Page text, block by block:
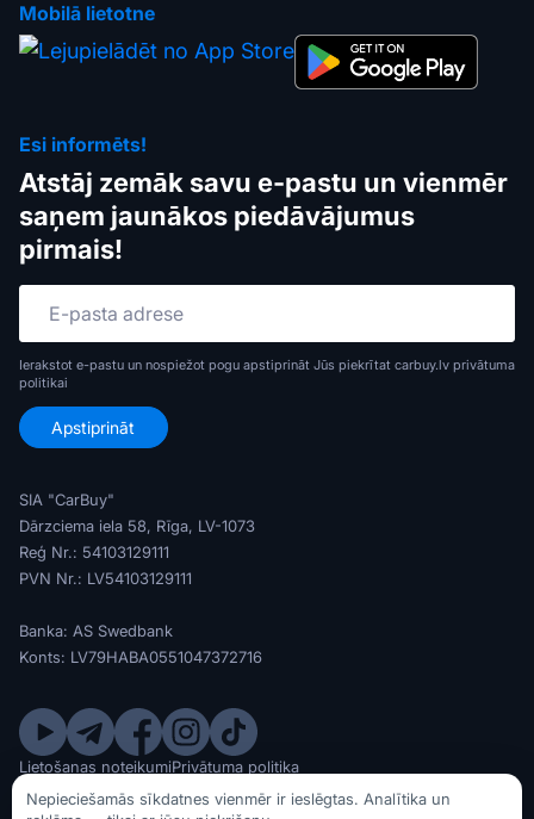
Mobilā lietotne
Esi informēts!
Atstāj zemāk savu e-pastu un vienmēr
saņem jaunākos piedāvājumus
pirmais!
Ierakstot e-pastu un nospiežot pogu apstiprināt Jūs piekrītat carbuy.lv privātuma
politikai
SIA "CarBuy"
Dārzciema iela 58, Rīga, LV-1073
Reģ Nr.: 54103129111
PVN Nr.: LV54103129111
Banka: AS Swedbank
Konts: LV79HABA0551047372716
© SIA CarBuy 2020 - 2026
Lietošanas noteikumiPrivātuma politika
Nepieciešamās sīkdatnes vienmēr ir ieslēgtas. Analītika un